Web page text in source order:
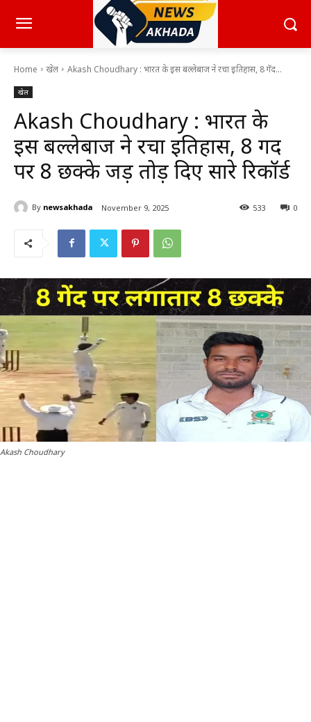
Home खेल Akash Choudhary : भारत के इस बल्लेबाज ने रचा इतिहास, 8 गेंद...
खेल
Akash Choudhary : भारत के
इस बल्लेबाज ने रचा इतिहास, 8 गेंद
पर 8 छक्के जड़ तोड़ दिए सारे रिकॉर्ड
By newsakhada November 9, 2025 0
533
Akash Choudhary